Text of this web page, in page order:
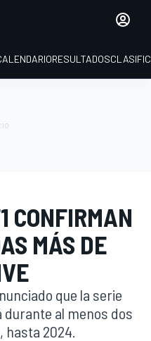
RESULTADOS
CONFIRMAN
MÁS DE
que la serie
durante al menos dos
2024.